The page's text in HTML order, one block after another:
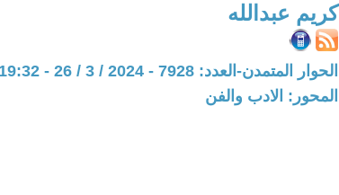
كريم عبدالله
الحوار المتمدن-العدد: 7928 - 2024 / 3 / 26 - 19:32
المحور: الادب والفن